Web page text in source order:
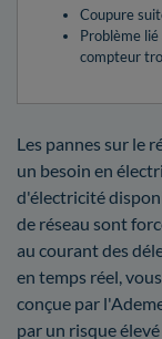
Coupure
Problème lié
compteur
Les pannes sur le
un besoin en
d'électricité
de réseau sont
au courant des
en temps réel,
conçue par
par un risque